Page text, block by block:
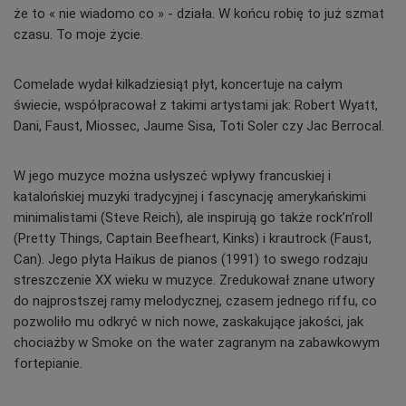
że to « nie wiadomo co » - działa. W końcu robię to już szmat
czasu. To moje życie.
Comelade wydał kilkadziesiąt płyt, koncertuje na całym
świecie, współpracował z takimi artystami jak: Robert Wyatt,
Dani, Faust, Miossec, Jaume Sisa, Toti Soler czy Jac Berrocal.
W jego muzyce można usłyszeć wpływy francuskiej i
katalońskiej muzyki tradycyjnej i fascynację amerykańskimi
minimalistami (Steve Reich), ale inspirują go także rock’n’roll
(Pretty Things, Captain Beefheart, Kinks) i krautrock (Faust,
Can). Jego płyta Haïkus de pianos (1991) to swego rodzaju
streszczenie XX wieku w muzyce. Zredukował znane utwory
do najprostszej ramy melodycznej, czasem jednego riffu, co
pozwoliło mu odkryć w nich nowe, zaskakujące jakości, jak
chociażby w Smoke on the water zagranym na zabawkowym
fortepianie.